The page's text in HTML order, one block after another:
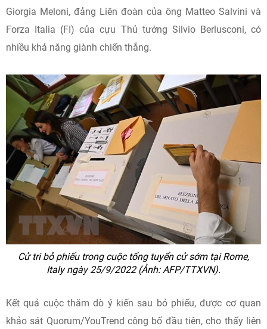
Giorgia Meloni, đảng Liên đoàn của ông Matteo Salvini và
Forza Italia (FI) của cựu Thủ tướng Silvio Berlusconi, có
nhiều khả năng giành chiến thắng.
Cử tri bỏ phiếu trong cuộc tổng tuyển cử sớm tại Rome,
Italy ngày 25/9/2022 (Ảnh: AFP/TTXVN).
Kết quả cuộc thăm dò ý kiến sau bỏ phiếu, được cơ quan
khảo sát Quorum/YouTrend công bố đầu tiên, cho thấy liên